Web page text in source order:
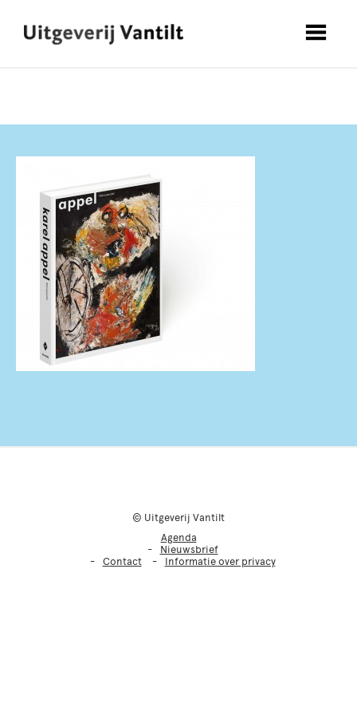
© Uitgeverij Vantilt
Agenda
Nieuwsbrief
Contact
Informatie over privacy